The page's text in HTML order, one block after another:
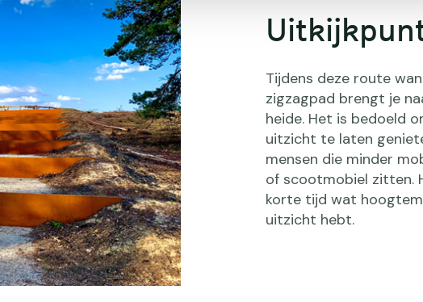
Tijdens deze route
zigzagpad brengt je
heide. Het is bedoeld
uitzicht te laten
mensen die minder
of scootmobiel zitten.
korte tijd wat
uitzicht hebt.